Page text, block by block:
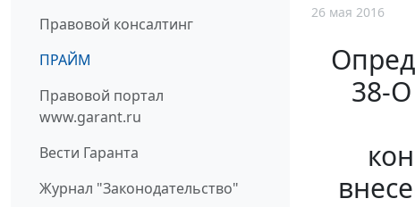
Правовой консалтинг
ПРАЙМ
Правовой портал
www.garant.ru
Вести Гаранта
Журнал "Законодательство"
26 мая 2016
38-